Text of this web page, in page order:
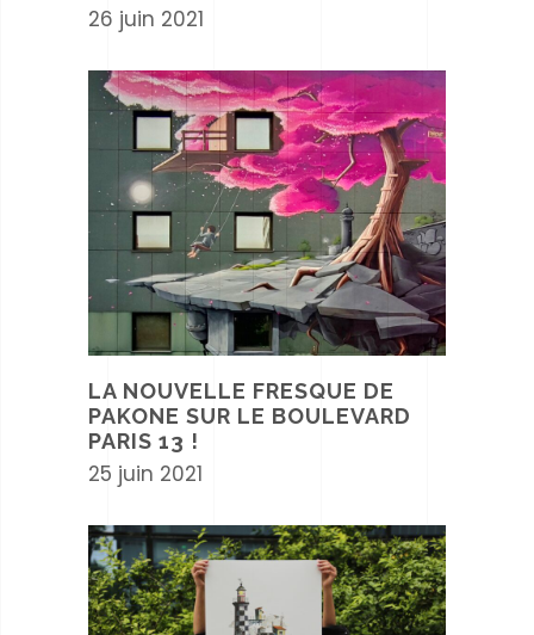
26 juin 2021
LA NOUVELLE FRESQUE DE
PAKONE SUR LE BOULEVARD
PARIS 13 !
25 juin 2021